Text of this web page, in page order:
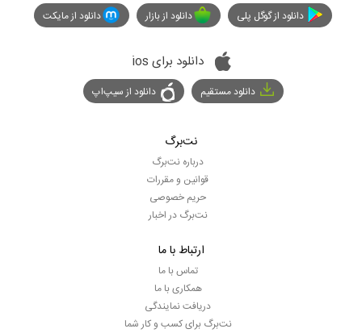
دانلود از گوگل پلی دانلود از بازار دانلود از مایکت
دانلود برای ios
دانلود مستقیم دانلود از سیپ‌اپ
نت‌برگ
درباره نت‌برگ
قوانین و مقررات
حریم خصوصی
نت‌برگ در اخبار
ارتباط با ما
تماس با ما
همکاری با ما
دریافت نمایندگی
نت‌برگ برای کسب و کار شما